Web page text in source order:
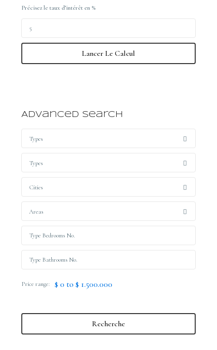
Précisez le taux d’intérêt en %
Lancer Le Calcul
Advanced Search
Types
Types
Cities
Areas
Price range: $ 0 to $ 1.500.000
Recherche